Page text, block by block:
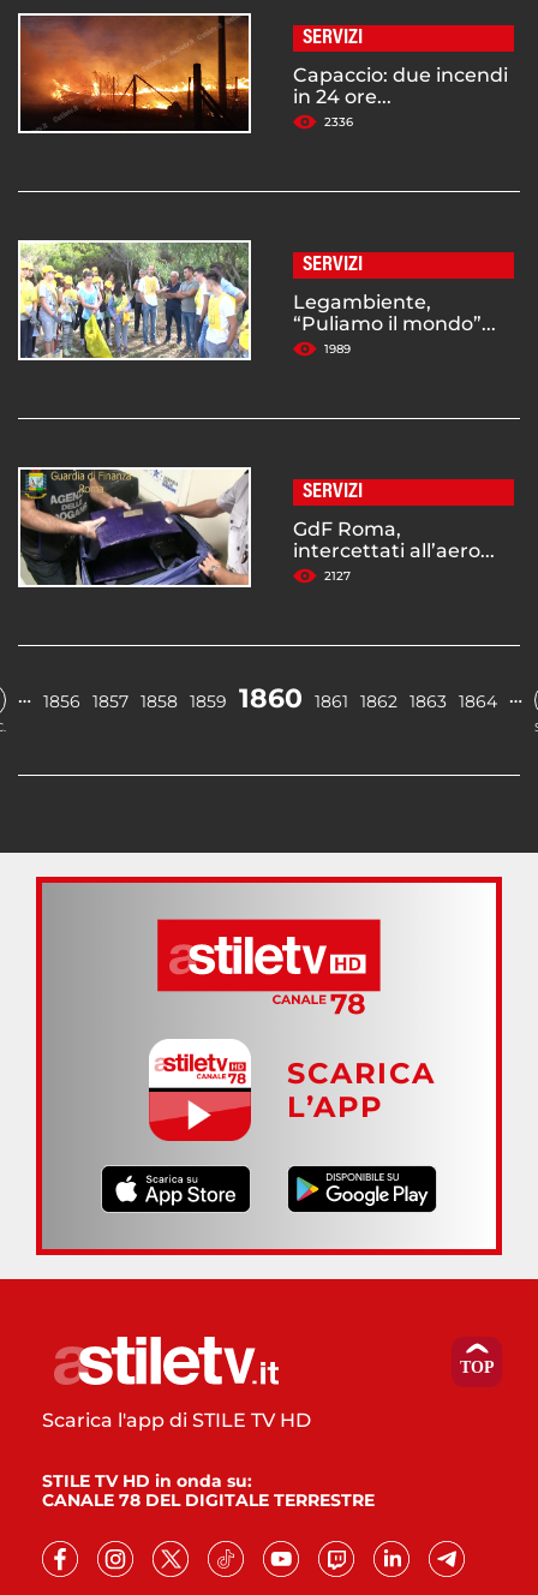
SERVIZI
Capaccio: due incendi
in 24 ore...
2336
SERVIZI
Legambiente,
“Puliamo il mondo”...
1989
SERVIZI
GdF Roma,
intercettati all’aero...
2127
… 1856 1857 1858 1859 1860 1861 1862 1863 1864 …
SCARICA
L’APP
Scarica l'app di STILE TV HD
STILE TV HD in onda su:
CANALE 78 DEL DIGITALE TERRESTRE